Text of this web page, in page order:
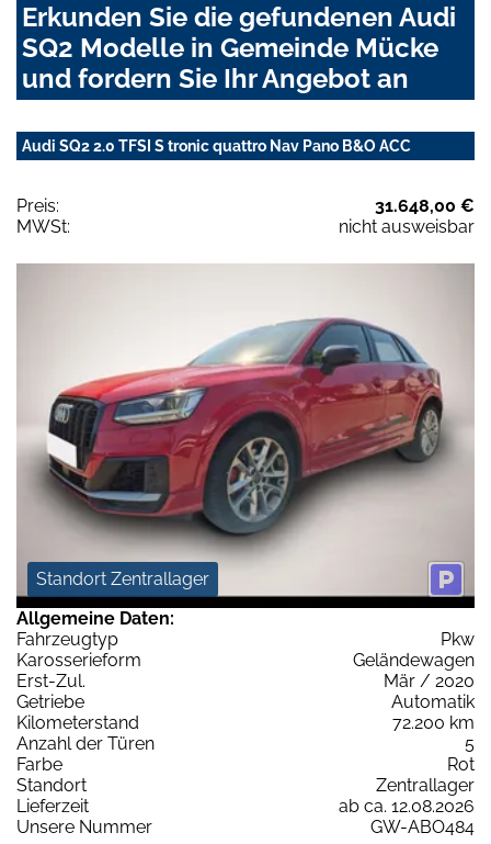
Erkunden Sie die gefundenen Audi
SQ2 Modelle in Gemeinde Mücke
und fordern Sie Ihr Angebot an
Audi SQ2 2.0 TFSI S tronic quattro Nav Pano B&O ACC
Preis:
31.648,00 €
MWSt:
nicht ausweisbar
Standort Zentrallager
Allgemeine Daten:
Fahrzeugtyp
Pkw
Karosserieform
Geländewagen
Erst-Zul.
Mär / 2020
Getriebe
Automatik
Kilometerstand
72.200 km
Anzahl der Türen
5
Farbe
Rot
Standort
Zentrallager
Lieferzeit
ab ca. 12.08.2026
Unsere Nummer
GW-ABO484